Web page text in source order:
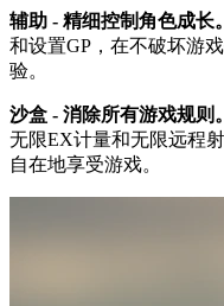
辅助 - 精细控制角色成长。
和设置GP，在不破坏游
验。
沙盒 - 消除所有游戏规则。
无限EX计量和无限远程
自在地享受游戏。